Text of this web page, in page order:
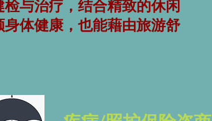
与治疗，结合精致的休闲
体健康，也能藉由旅游舒